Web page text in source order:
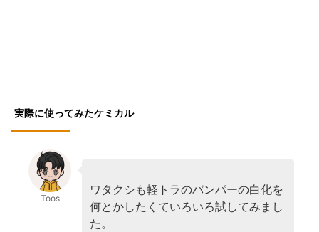
実際に使ってみたケミカル
Toos
ワタクシも軽トラのバンパーの白化を
何とかしたくていろいろ試してみまし
た。